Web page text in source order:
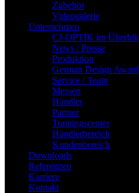
Zubehör
Videogalerie
Unternehmen
CJ-OPTIK im
News / Presse
Produktion
German Design Award
Service / Team
Messen
Händler
Partner
Trainingscenter
Händlerbereich
Kundenbereich
Downloads
Referenzen
Karriere
Kontakt